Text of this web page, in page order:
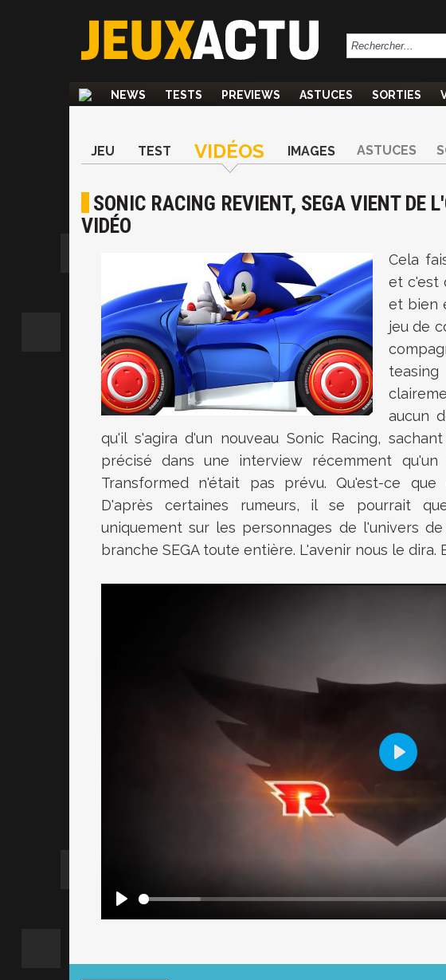
NEWS TESTS PREVIEWS ASTUCES SORTIES
JEU TEST VIDÉOS IMAGES ASTUCES
SONIC RACING REVIENT, SEGA VIENT DE
VIDÉO
Cela
et c'est
et bien
jeu de
aucun
qu'il s'agira d'un nouveau Sonic Racing,
précisé dans une interview récemment qu'un
Transformed n'était pas prévu. Qu'est-ce
D'après certaines rumeurs, il se pourrait
uniquement sur les personnages de l'univers
branche SEGA toute entière. L'avenir nous le